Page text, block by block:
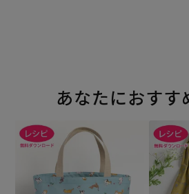
あなたにおすす